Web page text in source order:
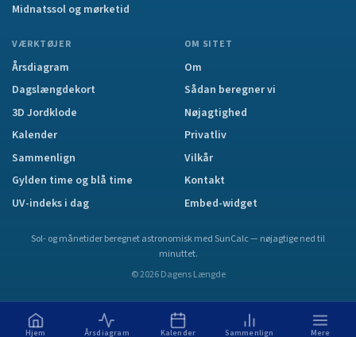
Midnatssol og mørketid
VÆRKTØJER
Årsdiagram
Dagslængdekort
3D Jordklode
Kalender
Sammenlign
Gylden time og blå time
UV-indeks i dag
OM SITET
Om
Sådan beregner vi
Nøjagtighed
Privatliv
Vilkår
Kontakt
Embed-widget
Sol- og månetider beregnet astronomisk med SunCalc — nøjagtige ned til
minuttet.
©2026 Dagens Længde
Hjem Årsdiagram Kalender Sammenlign Mere